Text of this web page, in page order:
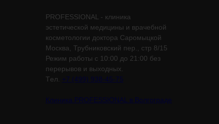
PROFESSIONAL - клиника
эстетической медицины и врачебной
косметологии доктора Саромыцкой
Москва, Трубниковский пер., стр 8/15
Режим работы с 10:00 до 21:00 без
перерывов и выходных.
Tел. +7 (499) 938-45-75
Клиника PROFESSIONAL в Волгограде